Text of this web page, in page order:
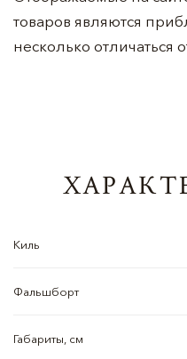
товаров являются
несколько отличаться
Киль
Фальшборт
Габариты, см